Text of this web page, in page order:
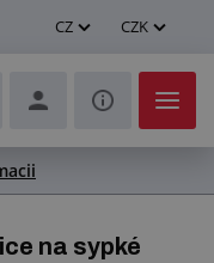
CZ CZK
na sypké